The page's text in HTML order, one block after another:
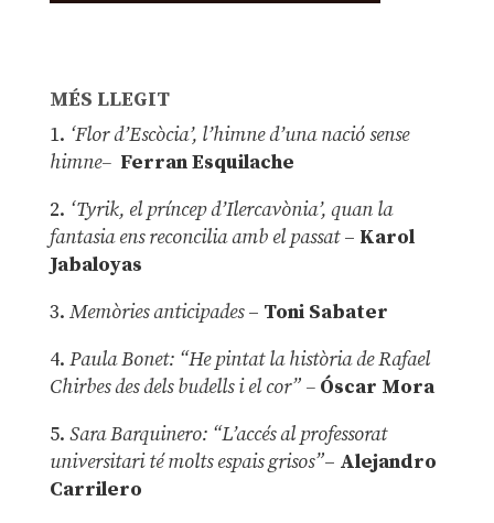
MÉS LLEGIT
1. ‘Flor d’Escòcia’, l’himne d’una nació sense
himne– Ferran Esquilache
2. ‘Tyrik, el príncep d’Ilercavònia’, quan la
fantasia ens reconcilia amb el passat– Karol
Jabaloyas
3. Memòries anticipades– Toni Sabater
4. Paula Bonet: “He pintat la història de Rafael
Chirbes des dels budells i el cor” –Óscar Mora
5. Sara Barquinero: “L’accés al professorat
universitari té molts espais grisos”– Alejandro
Carrilero